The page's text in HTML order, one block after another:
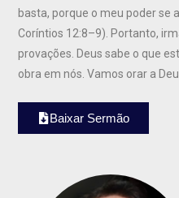
basta, porque o meu poder se
Coríntios 12:8–9). Portanto,
provações. Deus sabe o que
obra em nós. Vamos orar a
Baixar Sermão